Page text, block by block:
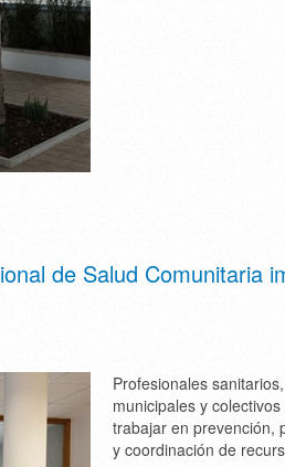
de Salud Comunitaria
Profesionales
municipales y
trabajar en prevención,
y coordinación de